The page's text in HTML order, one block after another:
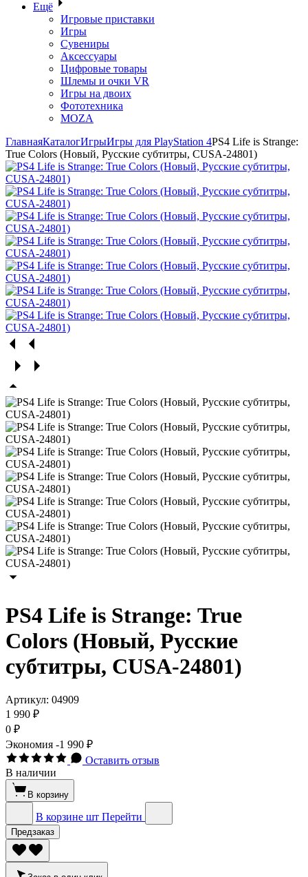
Ещё
Игровые приставки
Игры
Сувениры
Аксессуары
Цифровые товары
Шлемы и очки VR
Игры на двоих
Фототехника
MOZA
ГлавнаяКаталогИгрыИгры для PlayStation 4PS4 Life is Strange:
True Colors (Новый, Русские субтитры, CUSA-24801)
PS4 Life is Strange: True
Colors (Новый, Русские
субтитры, CUSA-24801)
Артикул: 04909
1 990 ₽
0 ₽
Экономия -1 990 ₽
Оставить отзыв
В наличии
В корзину
В корзине шт Перейти
Предзаказ